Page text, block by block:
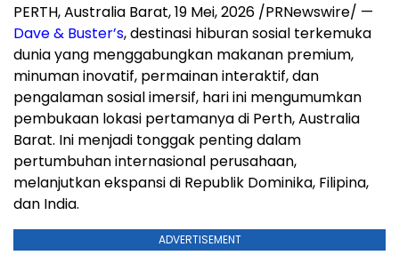
PERTH, Australia Barat,19 Mei, 2026 /PRNewswire/ —
Dave & Buster’s, destinasi hiburan sosial terkemuka
dunia yang menggabungkan makanan premium,
minuman inovatif, permainan interaktif, dan
pengalaman sosial imersif, hari ini mengumumkan
pembukaan lokasi pertamanya di Perth, Australia
Barat. Ini menjadi tonggak penting dalam
pertumbuhan internasional perusahaan,
melanjutkan ekspansi di Republik Dominika, Filipina,
dan India.
ADVERTISEMENT